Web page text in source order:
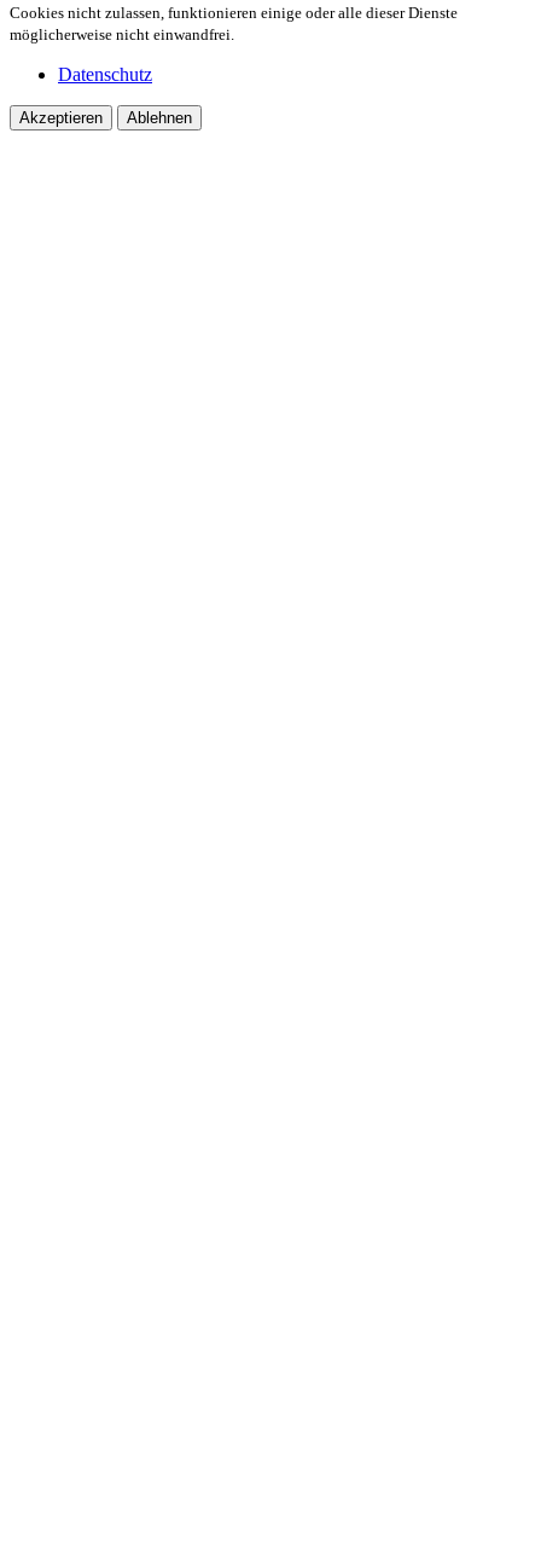
Cookies nicht zulassen, funktionieren einige oder alle dieser Dienste
möglicherweise nicht einwandfrei.
Datenschutz
Akzeptieren Ablehnen